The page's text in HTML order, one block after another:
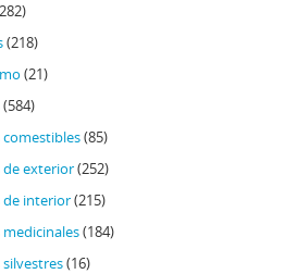
(218)
(21)
(584)
comestibles(85)
de exterior(252)
de interior(215)
medicinales(184)
(16)